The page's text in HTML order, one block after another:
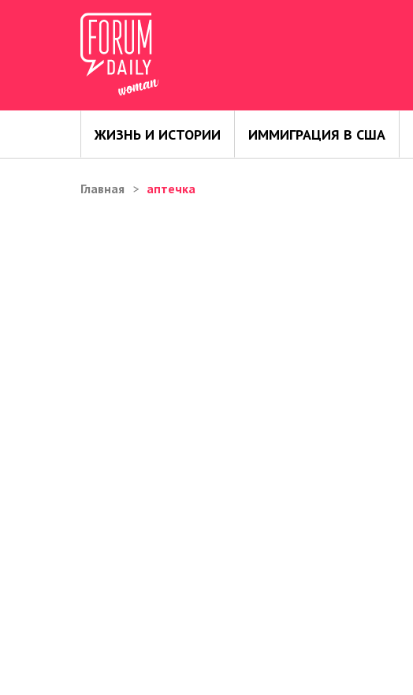
ЖИЗНЬ И ИСТОРИИ ИММИГРАЦИЯ В США
Главная аптечка